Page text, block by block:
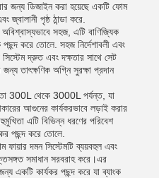
জন্য ডিজাইন করা হয়েছে একটি ফোম
জ্বালানী পৃষ্ঠ ঠান্ডা করে.
সহজ, এটি বাণিজ্যিক
করে তোলে. সহজ নির্দেশাবলী এবং
সিস্টেম দ্রুত এবং দক্ষতার সাথে সেট
তাৎক্ষণিক অগ্নি সুরক্ষা প্রদান
300L থেকে 3000L পর্যন্ত, যা
আগুনের কার্যকরভাবে লড়াই করার
এটি বিভিন্ন ধরণের পরিবেশ
পছন্দ করে তোলে.
ফায়ার দমন সিস্টেমটি ব্যয়বহুল এবং
সমাধান সরবরাহ করে।এর
একটি কার্যকর পছন্দ করে যা ব্যাংক